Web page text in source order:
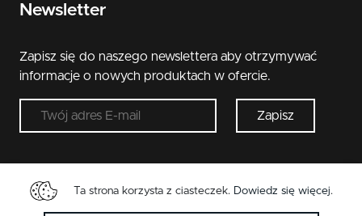
Newsletter
Zapisz się do naszego newslettera aby otrzymywać
informacje o nowych produktach w ofercie.
Zapisz
Copyright © 2026 Metal-Bud. Wszelkie przwa
Ta strona korzysta z ciasteczek. Dowiedz się więcej.